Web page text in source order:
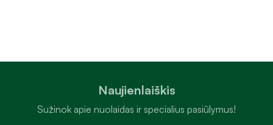
Naujienlaiškis
Sužinok apie nuolaidas ir specialius pasiūlymus!